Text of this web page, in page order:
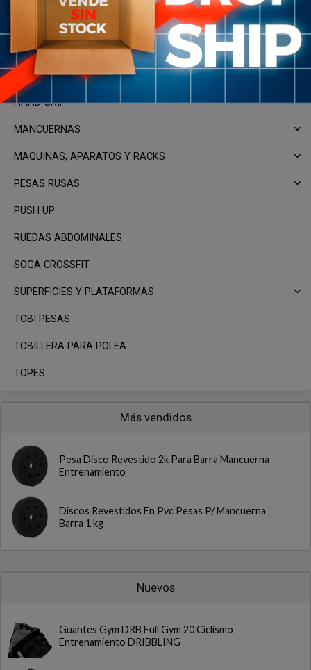
ELÁSTICOS
EQUIPOS DE ENTRENAMIENTO FUNCIONAL
EQUIPOS DE SUSPENSION Y AGARRE
HAND GRIP
MANCUERNAS
MAQUINAS, APARATOS Y RACKS
PESAS RUSAS
PUSH UP
RUEDAS ABDOMINALES
SOGA CROSSFIT
SUPERFICIES Y PLATAFORMAS
TOBI PESAS
TOBILLERA PARA POLEA
TOPES
Más vendidos
Pesa Disco Revestido 2k Para Barra Mancuerna
Entrenamiento
Discos Revestidos En Pvc Pesas P/ Mancuerna
Barra 1 kg
Nuevos
Guantes Gym DRB Full Gym 20 Ciclismo
Entrenamiento DRIBBLING